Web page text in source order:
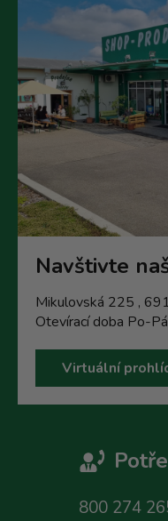
Navštivte
Mikulovská 225 ,
Otevírací doba Po-
Virtuální
800 274